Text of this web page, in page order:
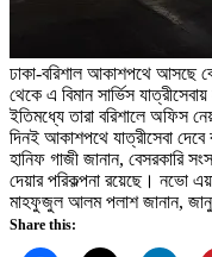
ঢাকা-বরিশাল আকাশপথে আসছে
থেকে এ বিমান সার্ভিস
ইতিমধ্যে তারা বরিশালে অফিস
দিনই আকাশপথে যাত্রীসেবা দেবে
হানিফ গাজী জানান, বেসরকারি
দেয়ার পরিকল্পনা রয়েছে। নভো
মাহফুজুল আলম পলাশ জানান,
Share this: